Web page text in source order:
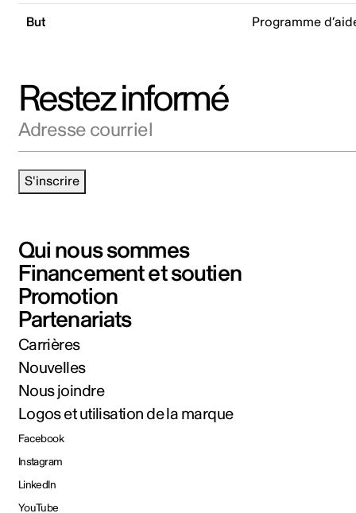
But Programme
Restez informé
S'inscrire
Qui nous sommes
Financement et soutien
Promotion
Partenariats
Carrières
Nouvelles
Nous joindre
Logos et utilisation de la marque
Facebook
Instagram
LinkedIn
YouTube